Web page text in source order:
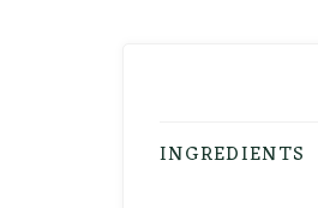
INGREDIENTS